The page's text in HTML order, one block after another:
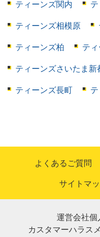
ティーンズ関内
ティーンズ相模原
ティーンズ柏 テ
ティーンズさいたま新
ティーンズ長町
よくあるご質問
サイトマ
運営会社個
カスタマーハラス